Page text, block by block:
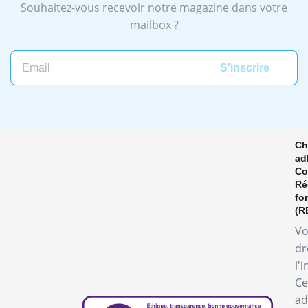
Souhaitez-vous recevoir notre magazine dans votre
mailbox ?